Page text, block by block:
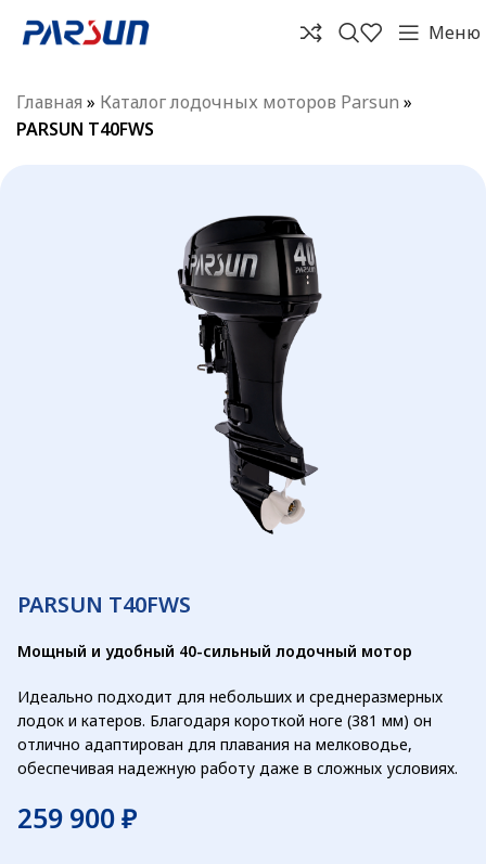
Меню
Главная » Каталог лодочных моторов Parsun »
PARSUN T40FWS
PARSUN T40FWS
Мощный и удобный 40-сильный лодочный мотор
Идеально подходит для небольших и среднеразмерных
лодок и катеров. Благодаря короткой ноге (381 мм) он
отлично адаптирован для плавания на мелководье,
обеспечивая надежную работу даже в сложных условиях.
₽